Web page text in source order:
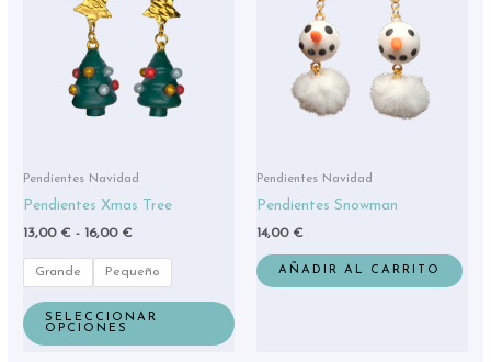
Pendientes Navidad
Pendientes Xmas Tree
13,00 € - 16,00 €
desde
13,00 €
hasta
16,00 €
Grande Pequeño
SELECCIONAR
OPCIONES
variantes.
opciones
página
producto
Pendientes Navidad
Pendientes Snowman
14,00 €
AÑADIR AL CARRITO